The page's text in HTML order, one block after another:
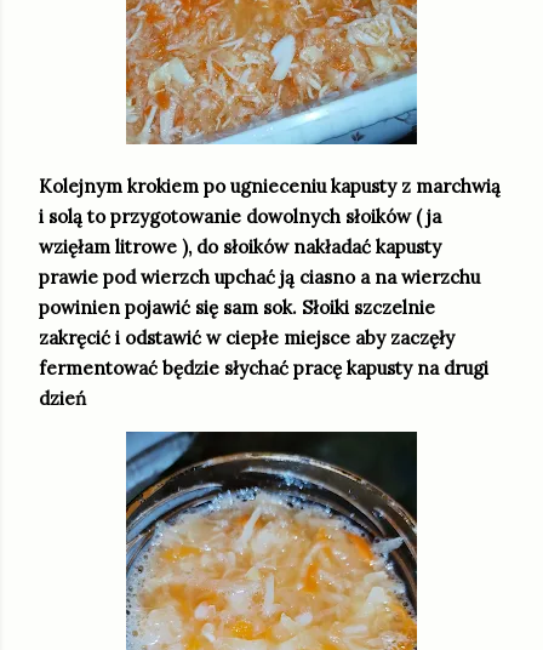
Kolejnym krokiem po ugnieceniu kapusty z marchwią
i solą to przygotowanie dowolnych słoików ( ja
wzięłam litrowe ), do słoików nakładać kapusty
prawie pod wierzch upchać ją ciasno a na wierzchu
powinien pojawić się sam sok. Słoiki szczelnie
zakręcić i odstawić w ciepłe miejsce aby zaczęły
fermentować będzie słychać pracę kapusty na drugi
dzień